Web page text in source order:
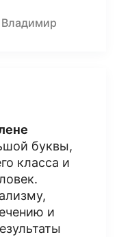
буквы,
класса и
и